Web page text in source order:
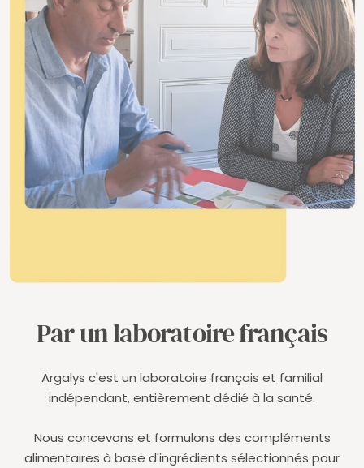
Par un laboratoire français
Argalys c'est un laboratoire français et familial
indépendant, entièrement dédié à la santé.
Nous concevons et formulons des compléments
alimentaires à base d'ingrédients sélectionnés pour